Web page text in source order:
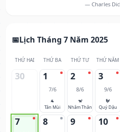
— Charles
Lịch Tháng 7 Năm 2025
THỨ HAI THỨ BA THỨ TƯ THỨ NĂM
30 1
7/6
🐐
Tân Mùi
2
8/6
🐒
Nhâm Thân
3
9/6
🐓
Quý Dậu
7 8 9 10